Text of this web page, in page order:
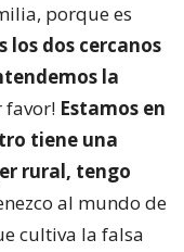
porque es
los dos cercanos
la
favor! Estamos en
tiene una
rural, tengo
al mundo de
cultiva la falsa